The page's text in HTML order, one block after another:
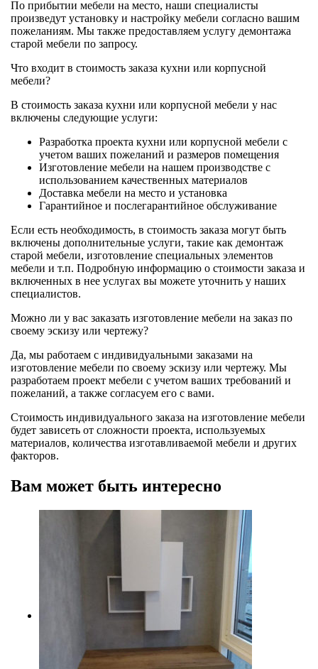
По прибытии мебели на место, наши специалисты
произведут установку и настройку мебели согласно вашим
пожеланиям. Мы также предоставляем услугу демонтажа
старой мебели по запросу.
Что входит в стоимость заказа кухни или корпусной
мебели?
В стоимость заказа кухни или корпусной мебели у нас
включены следующие услуги:
Разработка проекта кухни или корпусной мебели с
учетом ваших пожеланий и размеров помещения
Изготовление мебели на нашем производстве с
использованием качественных материалов
Доставка мебели на место и установка
Гарантийное и послегарантийное обслуживание
Если есть необходимость, в стоимость заказа могут быть
включены дополнительные услуги, такие как демонтаж
старой мебели, изготовление специальных элементов
мебели и т.п. Подробную информацию о стоимости заказа и
включенных в нее услугах вы можете уточнить у наших
специалистов.
Можно ли у вас заказать изготовление мебели на заказ по
своему эскизу или чертежу?
Да, мы работаем с индивидуальными заказами на
изготовление мебели по своему эскизу или чертежу. Мы
разработаем проект мебели с учетом ваших требований и
пожеланий, а также согласуем его с вами.
Стоимость индивидуального заказа на изготовление мебели
будет зависеть от сложности проекта, используемых
материалов, количества изготавливаемой мебели и других
факторов.
Вам может быть интересно